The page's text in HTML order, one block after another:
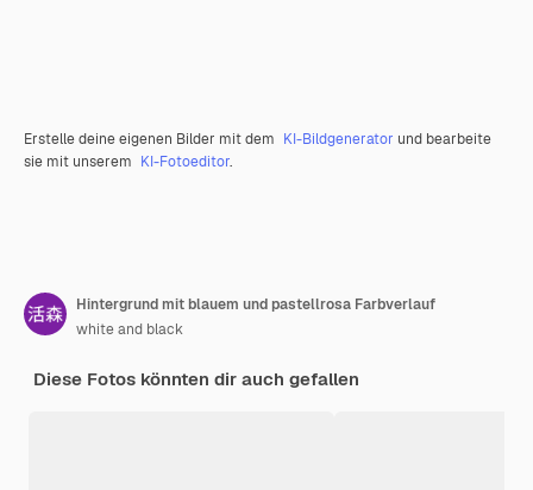
Erstelle deine eigenen Bilder mit dem KI-Bildgenerator und bearbeite
sie mit unserem KI-Fotoeditor.
Hintergrund mit blauem und pastellrosa Farbverlauf
white and black
Diese Fotos könnten dir auch gefallen